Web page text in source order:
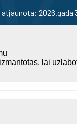
2026.gada
lai